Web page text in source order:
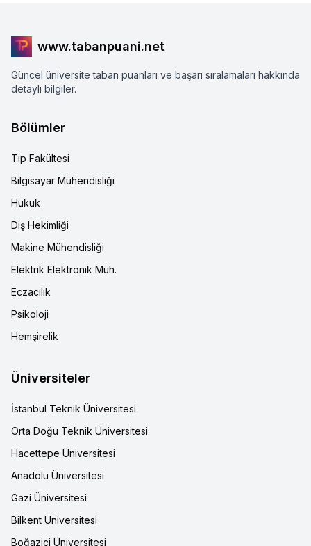
www.tabanpuani.net
Güncel üniversite taban puanları ve başarı sıralamaları hakkında
detaylı bilgiler.
Bölümler
Tıp Fakültesi
Bilgisayar Mühendisliği
Hukuk
Diş Hekimliği
Makine Mühendisliği
Elektrik Elektronik Müh.
Eczacılık
Psikoloji
Hemşirelik
Üniversiteler
İstanbul Teknik Üniversitesi
Orta Doğu Teknik Üniversitesi
Hacettepe Üniversitesi
Anadolu Üniversitesi
Gazi Üniversitesi
Bilkent Üniversitesi
Boğaziçi Üniversitesi